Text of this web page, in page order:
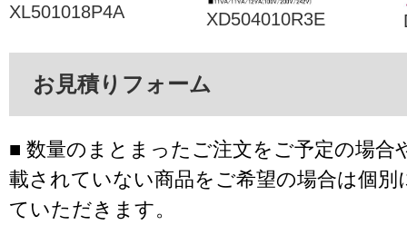
XL501018P4A XD504010R3E
お見積りフォーム
■ 数量のまとまったご注文をご予定の場合
載されていない商品をご希望の場合は個別
ていただきます。